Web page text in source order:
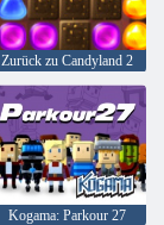
Zurück zu Candyland 2
Kogama: Parkour 27